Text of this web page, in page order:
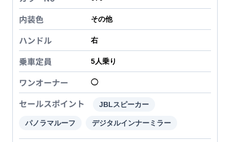
内装色 その他
ハンドル 右
乗車定員 5人乗り
ワンオーナー ◯
セールスポイント JBLスピーカー
パノラマルーフ デジタルインナーミラー